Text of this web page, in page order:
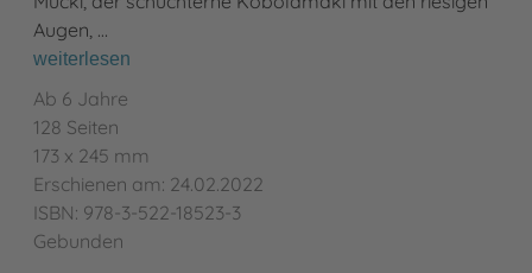
Augen, …
weiterlesen
Ab 6 Jahre
128 Seiten
173 x 245 mm
Erschienen am: 24.02.2022
ISBN: 978-3-522-18523-3
Gebunden